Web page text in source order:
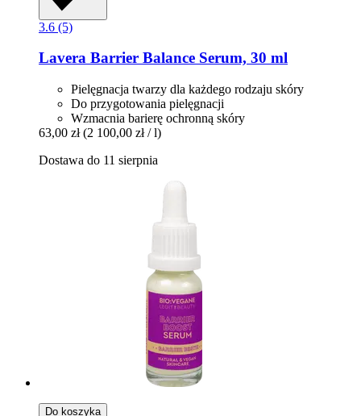
3.6 (5)
Lavera Barrier Balance Serum, 30 ml
Pielęgnacja twarzy dla każdego rodzaju skóry
Do przygotowania pielęgnacji
Wzmacnia barierę ochronną skóry
63,00 zł (2 100,00 zł / l)
Dostawa do 11 sierpnia
Do koszyka